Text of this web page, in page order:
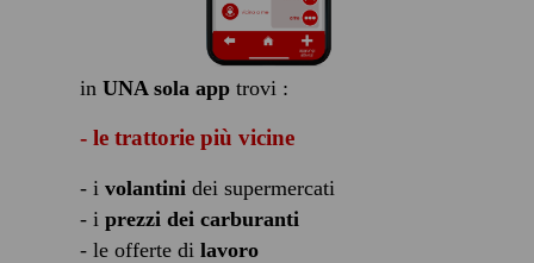
in UNA sola apptrovi :
- le trattorie più vicine
- i volantinidei supermercati
- i prezzi dei carburanti
- le offerte di lavoro